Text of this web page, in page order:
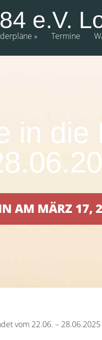
e.V.
Termine
in die
AM MÄRZ
vom 22.06. – 28.06.2025